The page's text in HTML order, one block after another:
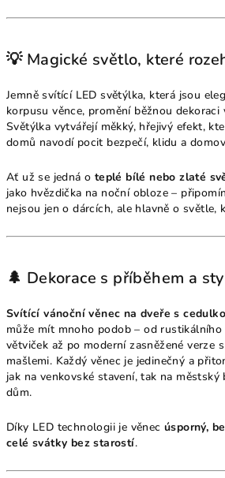
💡 Magické světlo, které
Jemně svítící LED světýlka, která jsou
korpusu věnce, promění běžnou
Světýlka vytvářejí měkký, hřejivý efekt,
domů navodí pocit bezpečí, klidu a
Ať už se jedná o teplé bílé nebo zlaté
jako hvězdička na noční obloze –
nejsou jen o dárcích, ale hlavně o světle,
🌲 Dekorace s příběhem a
Svítící vánoční věnec na dveře s
může mít mnoho podob – od
větviček až po moderní zasněžené verze
mašlemi. Každý věnec je jedinečný a
jak na venkovské stavení, tak na
dům.
Díky LED technologii je věnec úsporný,
celé svátky bez starostí.